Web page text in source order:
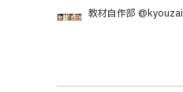
教材自作部 @kyouzai